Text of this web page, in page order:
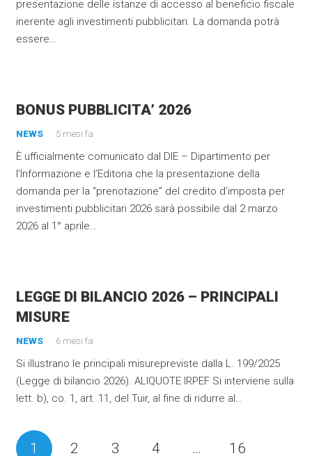
presentazione delle istanze di accesso al beneficio fiscale
inerente agli investimenti pubblicitari. La domanda potrà
essere…
BONUS PUBBLICITA’ 2026
NEWS 5 mesi fa
È ufficialmente comunicato dal DIE – Dipartimento per
l’Informazione e l’Editoria che la presentazione della
domanda per la “prenotazione” del credito d’imposta per
investimenti pubblicitari 2026 sarà possibile dal 2 marzo
2026 al 1° aprile…
LEGGE DI BILANCIO 2026 – PRINCIPALI
MISURE
NEWS 6 mesi fa
Si illustrano le principali misurepreviste dalla L. 199/2025
(Legge di bilancio 2026). ALIQUOTE IRPEF Si interviene sulla
lett. b), co. 1, art. 11, del Tuir, al fine di ridurre al…
1 2 3 4 … 16